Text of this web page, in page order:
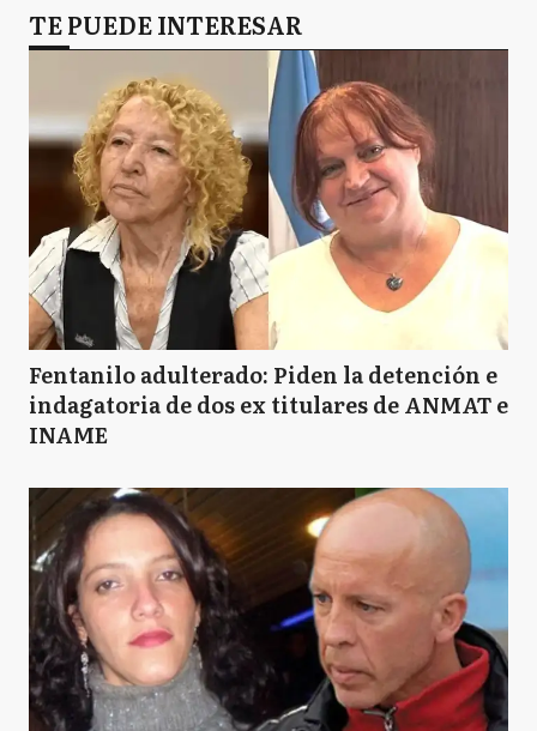
TE PUEDE INTERESAR
Fentanilo adulterado: Piden la detención e
indagatoria de dos ex titulares de ANMAT e
INAME